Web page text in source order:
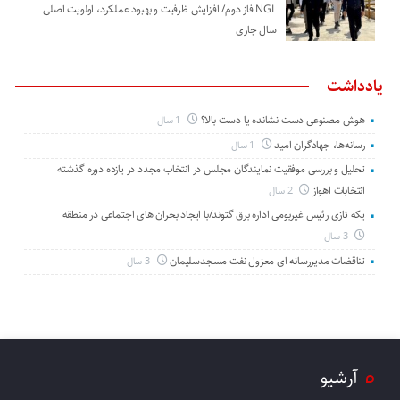
NGL فاز دوم/ افزایش ظرفیت و بهبود عملکرد، اولویت اصلی
سال جاری
یادداشت
هوش مصنوعی دست نشانده یا دست بالا؟
رسانه‌ها، جهادگران امید
تحلیل و بررسی موفقیت نمایندگان مجلس در انتخاب مجدد در یازده دوره گذشته
انتخابات اهواز
2 سال
یکه تازی رئیس غیربومی اداره برق گتوند/با ایجاد بحران های اجتماعی در منطقه
3 سال
تناقضات مدیررسانه ای معزول نفت مسجدسلیمان 3 سال
آرشیو